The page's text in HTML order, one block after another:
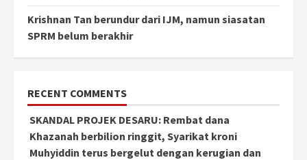
Krishnan Tan berundur dari IJM, namun siasatan
SPRM belum berakhir
RECENT COMMENTS
SKANDAL PROJEK DESARU: Rembat dana
Khazanah berbilion ringgit, Syarikat kroni
Muhyiddin terus bergelut dengan kerugian dan